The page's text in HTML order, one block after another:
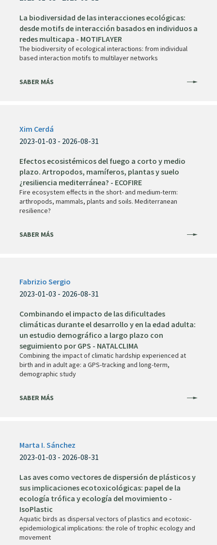
La biodiversidad de las interacciones ecológicas:
desde motifs de interacción basados en individuos a
redes multicapa - MOTIFLAYER
The biodiversity of ecological interactions: from individual
based interaction motifs to multilayer networks
SABER MÁS
Xim Cerdá
2023-01-03 - 2026-08-31
Efectos ecosistémicos del fuego a corto y medio
plazo. Artropodos, mamíferos, plantas y suelo
¿resiliencia mediterránea? - ECOFIRE
Fire ecosystem effects in the short- and medium-term:
arthropods, mammals, plants and soils. Mediterranean
resilience?
SABER MÁS
Fabrizio Sergio
2023-01-03 - 2026-08-31
Combinando el impacto de las dificultades
climáticas durante el desarrollo y en la edad adulta:
un estudio demográfico a largo plazo con
seguimiento por GPS - NATALCLIMA
Combining the impact of climatic hardship experienced at
birth and in adult age: a GPS-tracking and long-term,
demographic study
SABER MÁS
Marta I. Sánchez
2023-01-03 - 2026-08-31
Las aves como vectores de dispersión de plásticos y
sus implicaciones ecotoxicológicas: papel de la
ecología trófica y ecología del movimiento -
IsoPlastic
Aquatic birds as dispersal vectors of plastics and ecotoxic-
epidemiological implications: the role of trophic ecology and
movement